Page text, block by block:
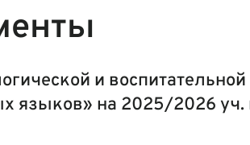
и
языков» на 2025/2026 уч.